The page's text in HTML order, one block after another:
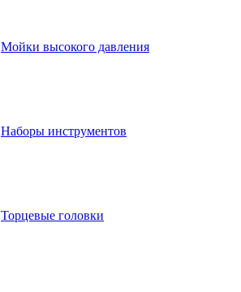
Мойки высокого давления
Наборы инструментов
Торцевые головки